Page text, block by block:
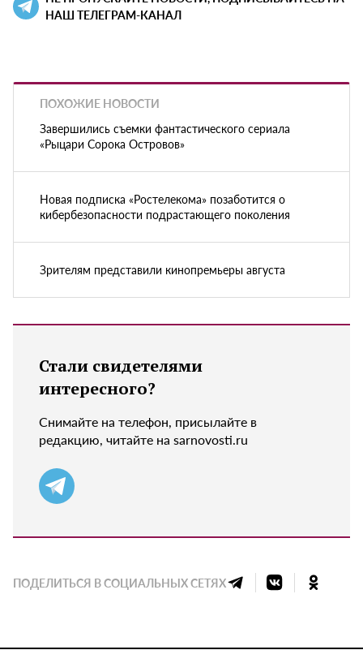
НАШ ТЕЛЕГРАМ-КАНАЛ
ПОХОЖИЕ НОВОСТИ
Завершились съемки фантастического сериала
«Рыцари Сорока Островов»
Новая подписка «Ростелекома» позаботится о
кибербезопасности подрастающего поколения
Зрителям представили кинопремьеры августа
Стали свидетелями
интересного?
Снимайте на телефон, присылайте в
редакцию, читайте на sarnovosti.ru
ПОДЕЛИТЬСЯ В СОЦИАЛЬНЫХ СЕТЯХ